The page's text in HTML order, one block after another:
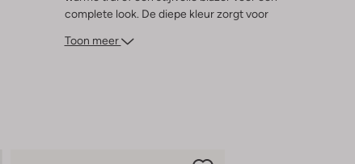
complete look. De diepe kleur zorgt voor
pasvorm je figuur prachtig accentueert. Of
Toon meer